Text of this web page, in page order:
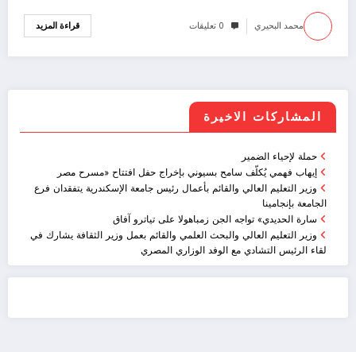
محمد البحيري 0 تعليقات قراءة المزيد
المشاركات الاخيرة
حملة لإحياء الضمير
إيهاب فهمي يُكلّف سامح بسيوني بإخراج حفل افتتاح «مسرح مصر
وزير التعليم العالي والقائم بأعمال رئيس جامعة الإسكندرية يتفقدان فرع
الجامعة بإنجامينا
سارة الحديدي» تواجه الجن زمباهولا على تياترو آفاق
وزير التعليم العالي والبحث العلمي والقائم بعمل وزير الثقافة يشارك في
لقاء الرئيس التشادي مع الوفد الوزاري المصري